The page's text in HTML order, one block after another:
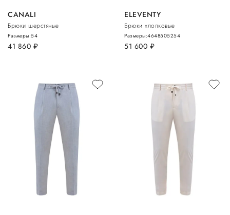
CANALI
Брюки шерстяные
41 860 руб.
Размеры:54
ELEVENTY
Брюки хлопковые
51 600 руб.
Размеры:4648505254